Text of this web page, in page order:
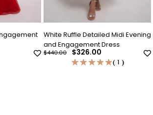
Midi Evening
Dress
Indigo Blue Polka Dot Midi
Evening Dress
$326.00
$440.00